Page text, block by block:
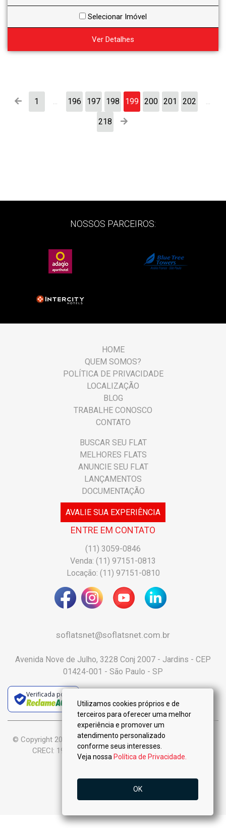
Selecionar Imóvel
Ver Detalhes
1 196 197 198 199 200 201 202
218
NOSSOS PARCEIROS:
HOME
QUEM SOMOS?
POLÍTICA DE PRIVACIDADE
LOCALIZAÇÃO
BLOG
TRABALHE CONOSCO
CONTATO
BUSCAR SEU FLAT
MELHORES FLATS
ANUNCIE SEU FLAT
LANÇAMENTOS
DOCUMENTAÇÃO
AVALIE SUA EXPERIÊNCIA
ENTRE EM CONTATO
(11) 3059-0846
Venda: (11) 97151-0813
Locação: (11) 97151-0810
soflatsnet@soflatsnet.com.br
Avenida Nove de Julho, 3228 Conj 2007 - Jardins - CEP
01424-001 - São Paulo - SP
Verificada por
© Copyright 2025 :: Só Flats Negócios Imobiliários Ltda-Me ::
CRECI: 19.926-J - Todos os Direitos Reservados.
Utilizamos cookies próprios e de
terceiros para oferecer uma melhor
experiência e promover um
atendimento personalizado
conforme seus interesses.
Veja nossa Política de Privacidade.
OK